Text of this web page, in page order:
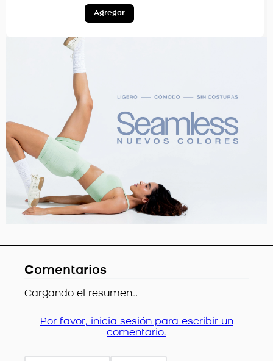
Agregar
Comentarios
Cargando el resumen…
Por favor, inicia sesión para escribir un
comentario.